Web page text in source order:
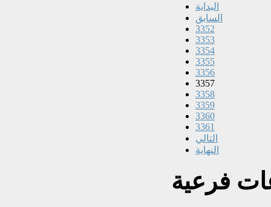
البداية
السابق
3352
3353
3354
3355
3356
3357
3358
3359
3360
3361
التالي
النهاية
فرعية